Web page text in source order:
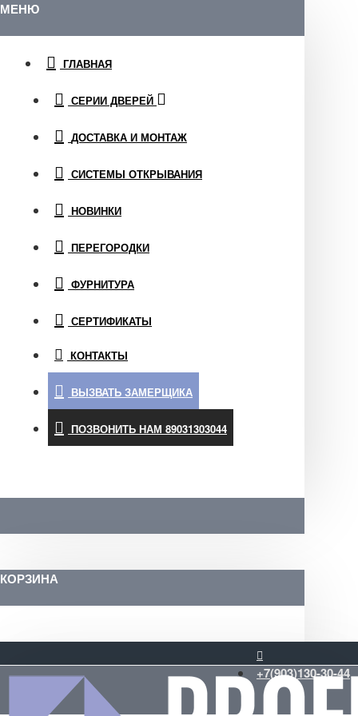
МЕНЮ
ГЛАВНАЯ
СЕРИИ ДВЕРЕЙ
ДОСТАВКА И МОНТАЖ
СИСТЕМЫ ОТКРЫВАНИЯ
НОВИНКИ
ПЕРЕГОРОДКИ
ФУРНИТУРА
СЕРТИФИКАТЫ
КОНТАКТЫ
ВЫЗВАТЬ ЗАМЕРЩИКА
ПОЗВОНИТЬ НАМ 89031303044
КОРЗИНА
+7(903)130-30-44